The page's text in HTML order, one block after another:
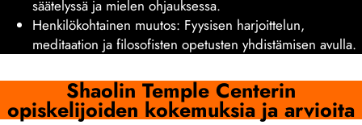
säätelyssä ja mielen ohjauksessa.
Henkilökohtainen muutos: Fyysisen harjoittelun,
meditaation ja filosofisten opetusten yhdistämisen avulla.
Shaolin Temple Centerin
opiskelijoiden kokemuksia ja arvioita